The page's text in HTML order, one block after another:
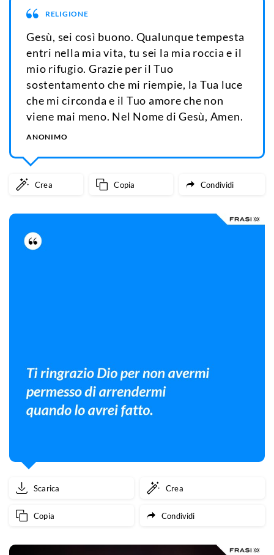
RELIGIONE
Gesù, sei così buono. Qualunque tempesta
entri nella mia vita, tu sei la mia roccia e il
mio rifugio. Grazie per il Tuo
sostentamento che mi riempie, la Tua luce
che mi circonda e il Tuo amore che non
viene mai meno. Nel Nome di Gesù, Amen.
ANONIMO
Crea Copia Condividi
Scarica Crea
Copia Condividi